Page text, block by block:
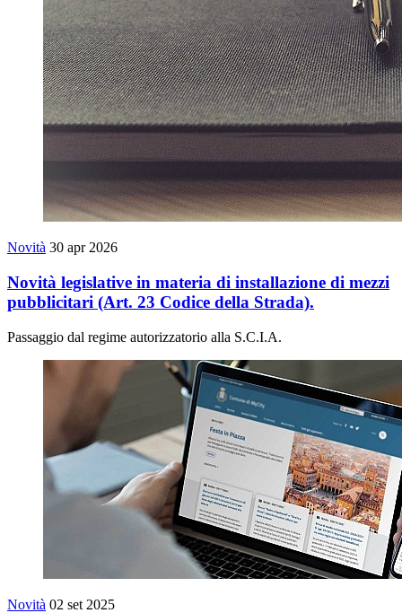
Novità 30 apr 2026
Novità legislative in materia di installazione di mezzi
pubblicitari (Art. 23 Codice della Strada).
Passaggio dal regime autorizzatorio alla S.C.I.A.
Novità 02 set 2025